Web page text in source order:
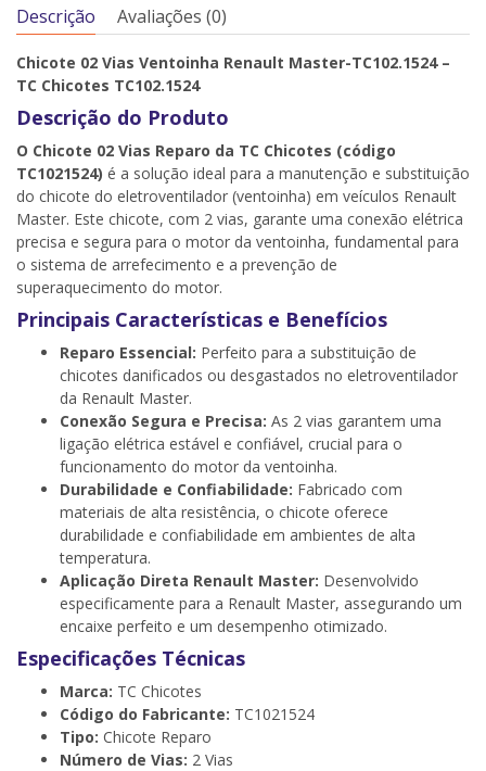
Descrição Avaliações (0)
Chicote 02 Vias Ventoinha Renault Master-TC102.1524 –
TC Chicotes TC102.1524
Descrição do Produto
O Chicote 02 Vias Reparo da TC Chicotes (código
TC1021524) é a solução ideal para a manutenção e substituição
do chicote do eletroventilador (ventoinha) em veículos Renault
Master. Este chicote, com 2 vias, garante uma conexão elétrica
precisa e segura para o motor da ventoinha, fundamental para
o sistema de arrefecimento e a prevenção de
superaquecimento do motor.
Principais Características e Benefícios
Reparo Essencial: Perfeito para a substituição de
chicotes danificados ou desgastados no eletroventilador
da Renault Master.
Conexão Segura e Precisa: As 2 vias garantem uma
ligação elétrica estável e confiável, crucial para o
funcionamento do motor da ventoinha.
Durabilidade e Confiabilidade: Fabricado com
materiais de alta resistência, o chicote oferece
durabilidade e confiabilidade em ambientes de alta
temperatura.
Aplicação Direta Renault Master: Desenvolvido
especificamente para a Renault Master, assegurando um
encaixe perfeito e um desempenho otimizado.
Especificações Técnicas
Marca: TC Chicotes
Código do Fabricante: TC1021524
Tipo: Chicote Reparo
Número de Vias: 2 Vias